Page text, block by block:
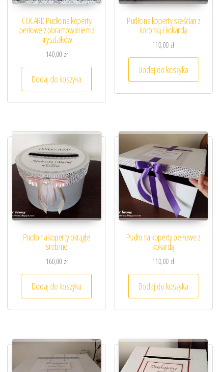
COCARD Pudło na koperty
perłowe z obramowaniem z
kryształków
140,00 zł
Dodaj do koszyka
Pudło na koperty sześcian z
koronką i kokardą
110,00 zł
Dodaj do koszyka
Pudło na koperty okrągłe
srebrne
160,00 zł
Dodaj do koszyka
Pudło na koperty perłowe z
kokardą
110,00 zł
Dodaj do koszyka